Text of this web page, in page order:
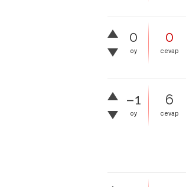
0
oy
0
cevap
–1
oy
6
cevap